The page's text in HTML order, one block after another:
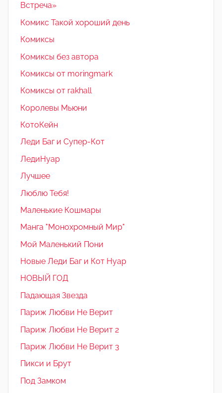
Встреча»
Комикс Такой хороший день
Комиксы
Комиксы без автора
Комиксы от moringmark
Комиксы от rakhall
Королевы Мьюни
КотоКейн
Леди Баг и Супер-Кот
ЛедиНуар
Лучшее
Люблю Тебя!
Маленькие Кошмары
Манга "Монохромный Мир"
Мой Маленький Пони
Новые Леди Баг и Кот Нуар
НОВЫЙ ГОД
Падающая Звезда
Париж Любви Не Верит
Париж Любви Не Верит 2
Париж Любви Не Верит 3
Пикси и Брут
Под Замком